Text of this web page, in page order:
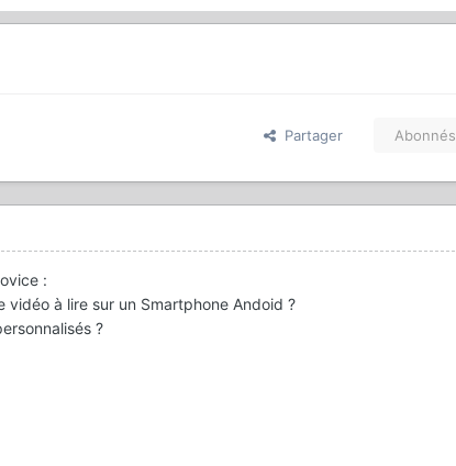
Partager Abonnés
:
à lire sur un Smartphone Andoid ?
?